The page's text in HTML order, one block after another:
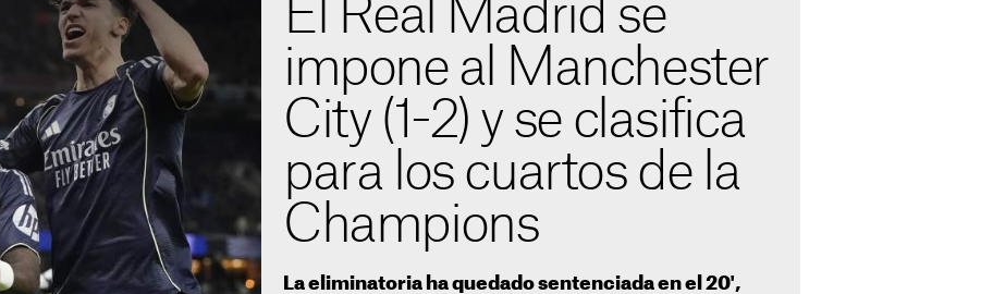
El Real Madrid se
impone al Manchester
City (1-2) y se clasifica
para los cuartos de la
Champions
La eliminatoria ha quedado sentenciada en el 20',